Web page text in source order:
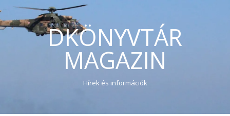
DKÖNYVTÁR
MAGAZIN
Hírek és információk